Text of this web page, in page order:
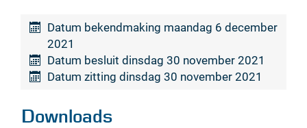
Datum bekendmaking maandag 6 december
2021
Datum besluit dinsdag 30 november 2021
Datum zitting dinsdag 30 november 2021
Downloads